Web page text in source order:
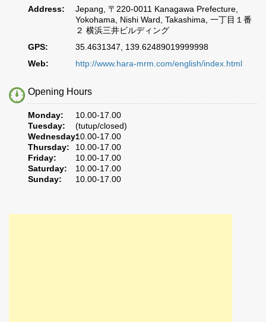
Address:
Jepang, 〒220-0011 Kanagawa Prefecture,
Yokohama, Nishi Ward, Takashima, 一丁目１番
２ 横浜三井ビルディング
GPS:
35.4631347, 139.62489019999998
Web:
http://www.hara-mrm.com/english/index.html
Opening Hours
Monday:
10.00-17.00
Tuesday:
(tutup/closed)
Wednesday:10.00-17.00
Thursday:
10.00-17.00
Friday:
10.00-17.00
Saturday:
10.00-17.00
Sunday:
10.00-17.00